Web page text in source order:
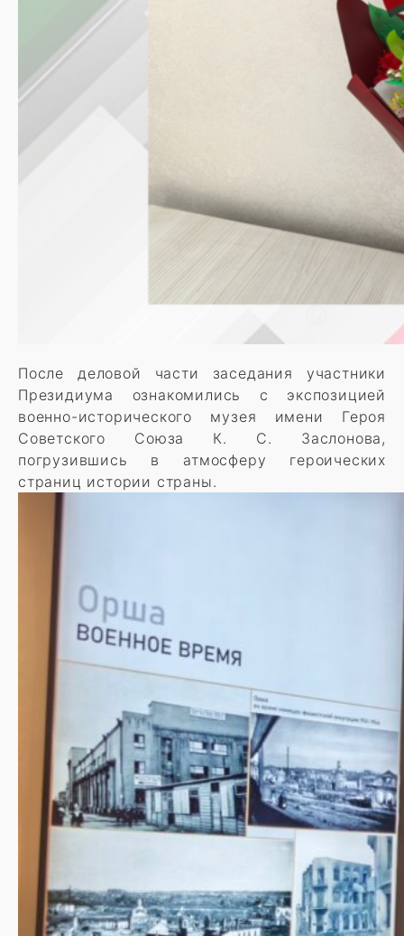
После деловой части заседания участники
Президиума ознакомились с экспозицией
военно-исторического музея имени Героя
Советского Союза К. С. Заслонова,
погрузившись в атмосферу героических
страниц истории страны.